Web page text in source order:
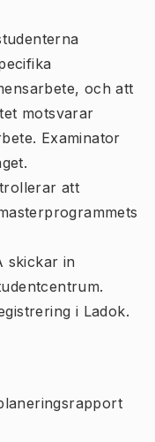
och att
motsvarar
Examinator
att
skickar in
i Ladok.